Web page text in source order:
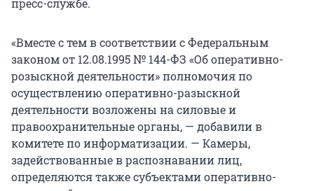
«Вместе с тем в соответствии с Федеральным
законом от 12.08.1995 № 144-ФЗ «Об оперативно-
розыскной деятельности» полномочия по
осуществлению оперативно-разыскной
деятельности возложены на силовые и
правоохранительные органы, — добавили в
комитете по информатизации. — Камеры,
задействованные в распознавании лиц,
определяются также субъектами оперативно-